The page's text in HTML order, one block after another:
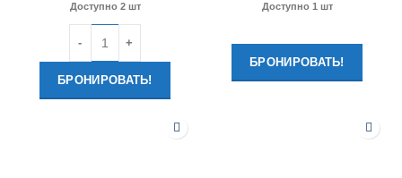
Доступно 2 шт
БРОНИРОВАТЬ!
Доступно 1 шт
БРОНИРОВАТЬ!